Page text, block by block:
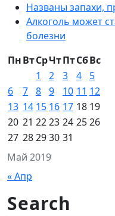
Названы запахи,
Алкоголь может
болезни
Май 2019
ПнВтСрЧтПтСбВс
1
2 3 4
5
6
7 8 9 10 11 12
13 14 15 16 17 18 19
20 21 2223 24 2526
27 282930 31
« Апр
Search